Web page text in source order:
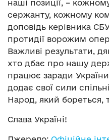
наші позиції, –
сержанту, кожному
доповідь керівника
протидії ворожим
Важливі результати,
хто дбає про нашу
працює заради України
додає свої сили
Народ, який бореться,
Слава Україні!